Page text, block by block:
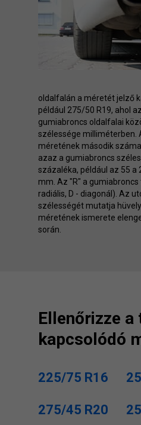
oldalfalán a méretét jelző
például 275/50 R19, ahol
gumiabroncs oldalfalai
szélessége milliméterben.
méretének második
azaz a gumiabroncs
százaléka, például az 55 a
mm. Az "R" a gumiabroncs
radiális, D - diagonál). Az
szélességét mutatja
méretének ismerete
során.
Ellenőrizze a
kapcsolódó
225/75 R16
275/45 R20